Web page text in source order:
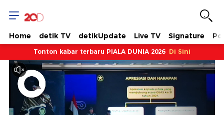
Home detik TV detikUpdate Live TV Signature
Tonton kabar terbaru PIALA DUNIA 2026 Di Sini